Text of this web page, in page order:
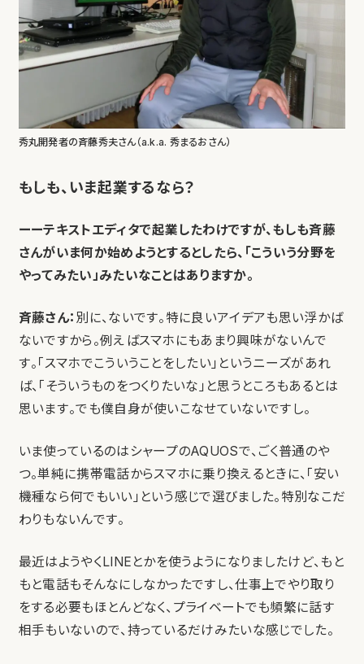
秀丸開発者の斉藤秀夫さん（a.k.a. 秀まるおさん）
もしも、いま起業するなら？
ーーテキストエディタで起業したわけですが、もしも斉藤
さんがいま何か始めようとするとしたら、「こういう分野を
やってみたい」みたいなことはありますか。
斉藤さん： 別に、ないです。特に良いアイデアも思い浮かば
ないですから。例えばスマホにもあまり興味がないんで
す。「スマホでこういうことをしたい」というニーズがあれ
ば、「そういうものをつくりたいな」と思うところもあるとは
思います。でも僕自身が使いこなせていないですし。
いま使っているのはシャープのAQUOSで、ごく普通のや
つ。単純に携帯電話からスマホに乗り換えるときに、「安い
機種なら何でもいい」という感じで選びました。特別なこだ
わりもないんです。
最近はようやくLINEとかを使うようになりましたけど、もと
もと電話もそんなにしなかったですし、仕事上でやり取り
をする必要もほとんどなく、プライベートでも頻繁に話す
相手もいないので、持っているだけみたいな感じでした。